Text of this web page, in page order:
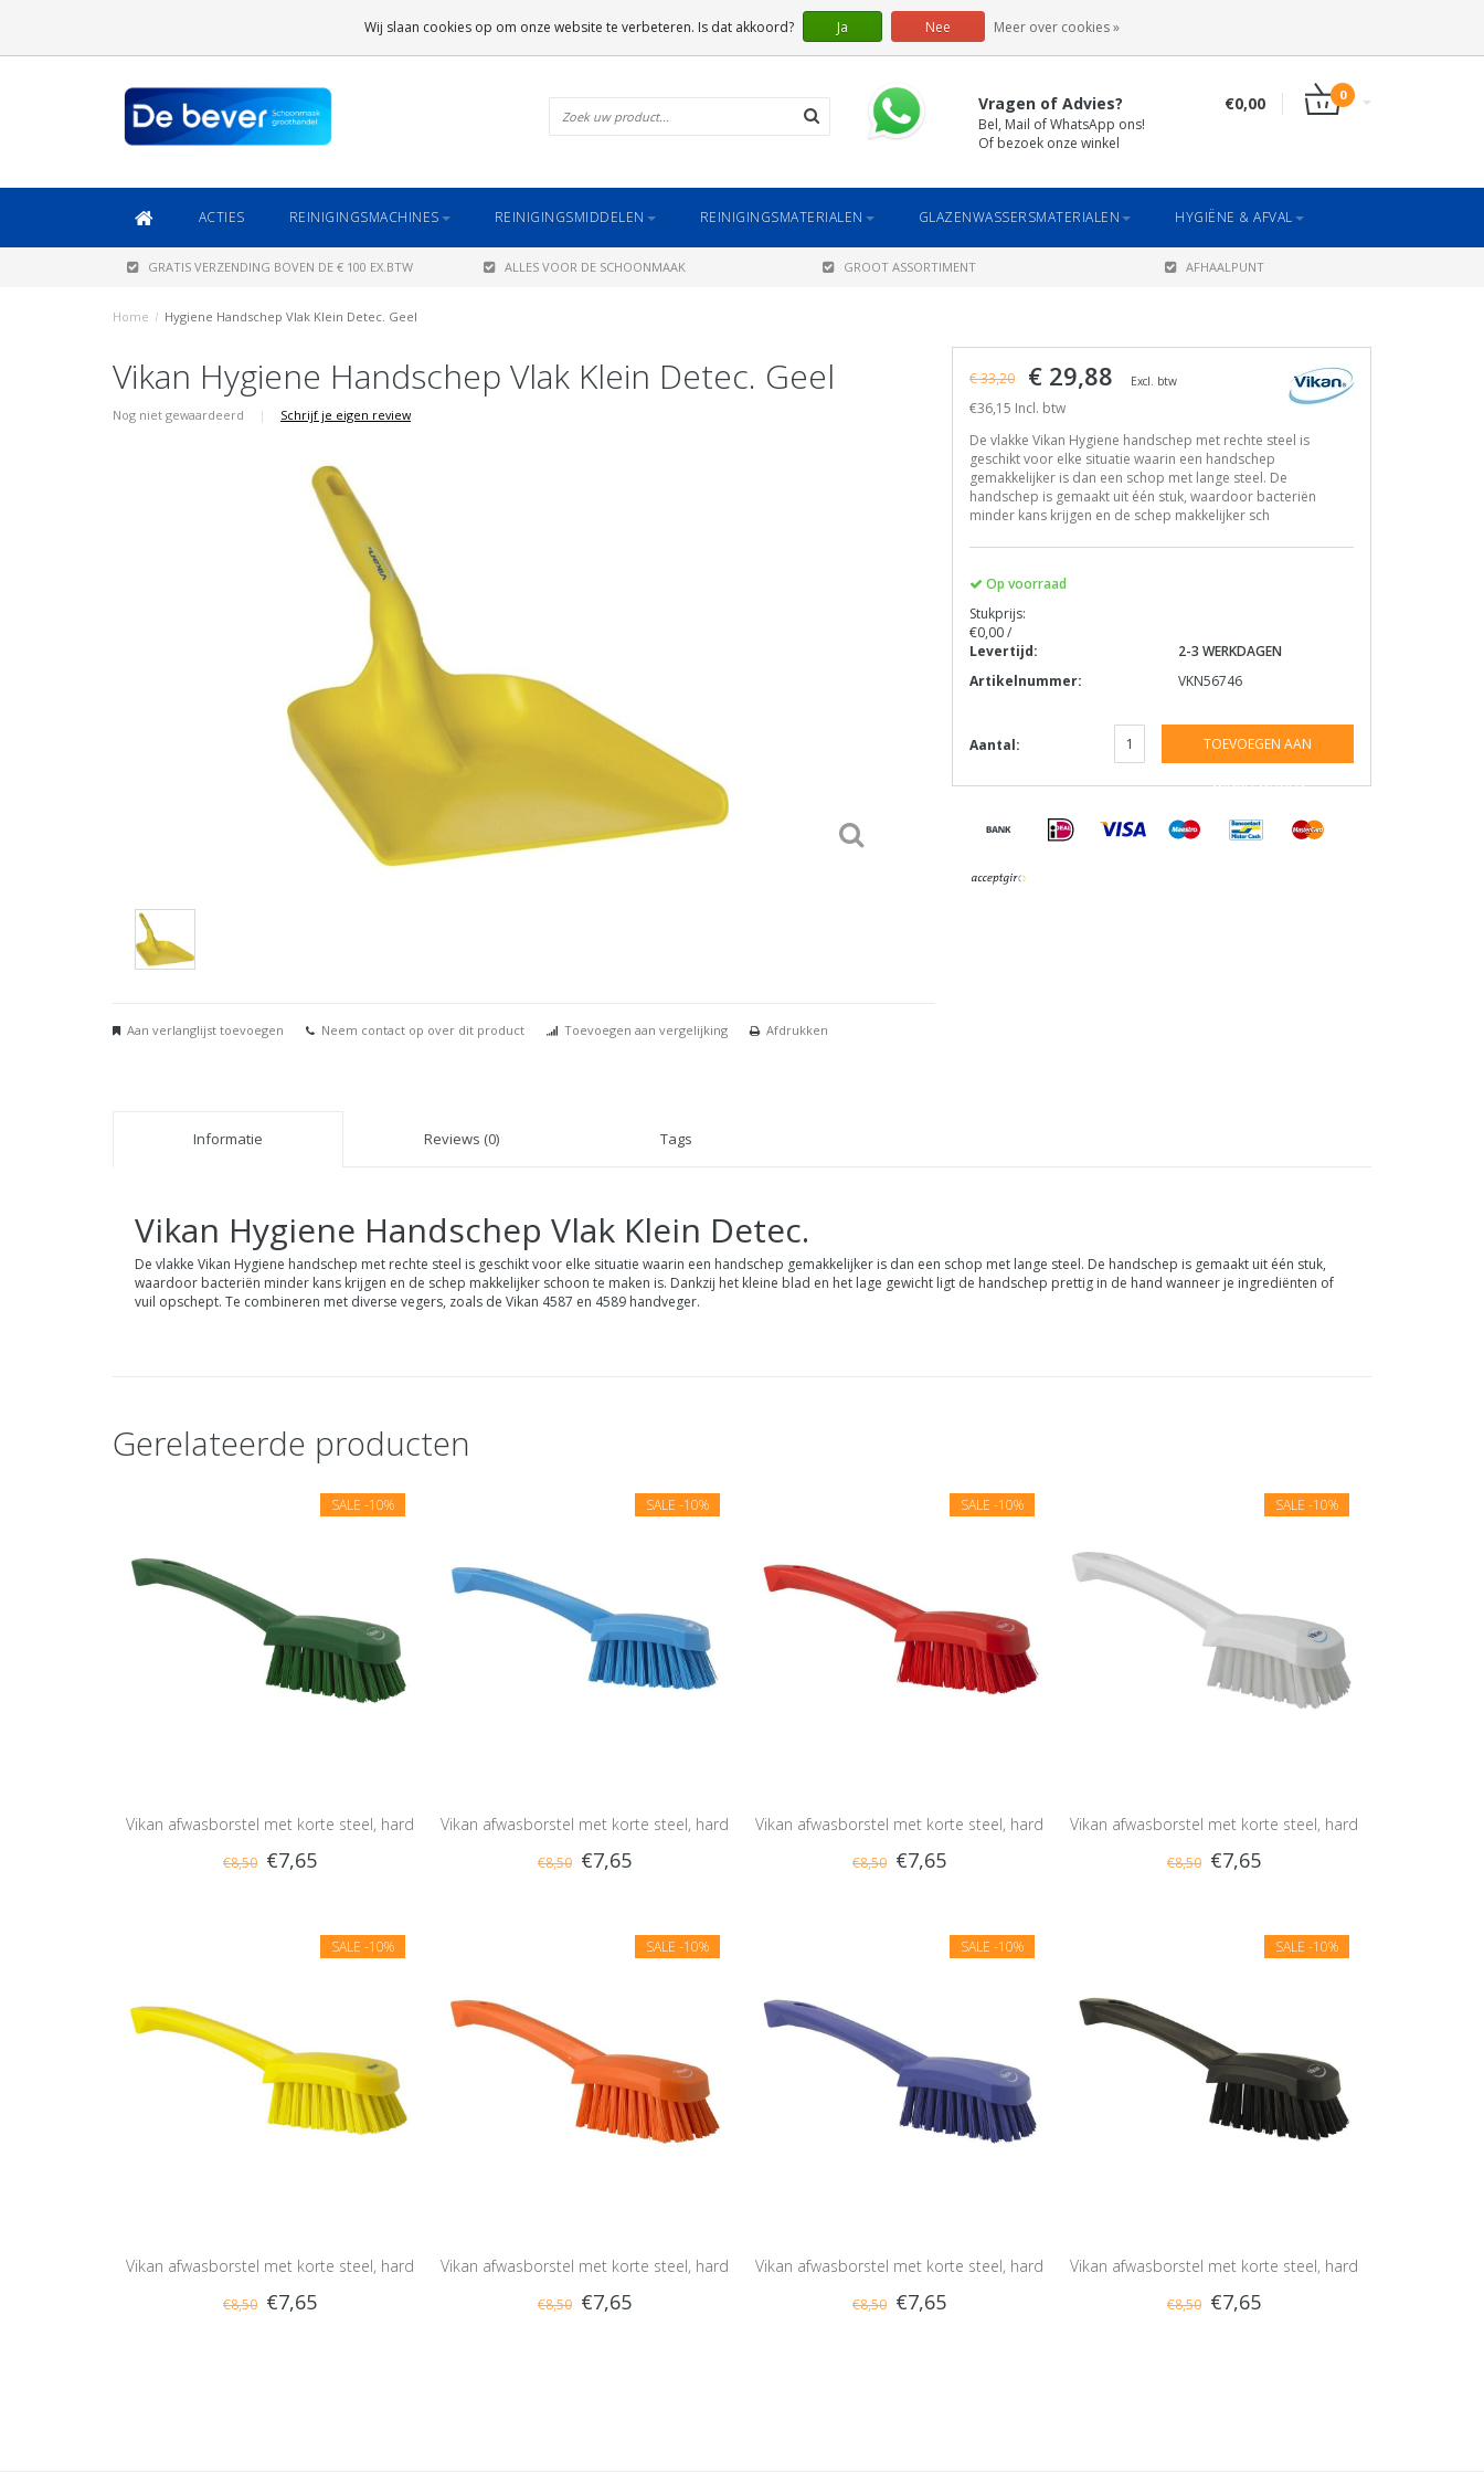
Vragen of Advies?
Bel, Mail of WhatsApp ons!
Of bezoek onze winkel
€0,00 0
ACTIES REINIGINGSMACHINES REINIGINGSMIDDELEN REINIGINGSMATERIALEN GLAZENWASSERSMATERIALEN HYGIËNE & AFVAL
GRATIS VERZENDING BOVEN DE € 100 EX.BTW ALLES VOOR DE SCHOONMAAK GROOT ASSORTIMENT AFHAALPUNT
Home / Hygiene Handschep Vlak Klein Detec. Geel
Vikan Hygiene Handschep Vlak Klein Detec. Geel
Nog niet gewaardeerd | Schrijf je eigen review
Aan verlanglijst toevoegen Neem contact op over dit product Toevoegen aan vergelijking Afdrukken
€ 33,20 € 29,88 Excl. btw
€36,15 Incl. btw
De vlakke Vikan Hygiene handschep met rechte steel is
geschikt voor elke situatie waarin een handschep
gemakkelijker is dan een schop met lange steel. De
handschep is gemaakt uit één stuk, waardoor bacteriën
minder kans krijgen en de schep makkelijker sch
Op voorraad
Stukprijs:
€0,00 /
Levertijd:
2-3 WERKDAGEN
Artikelnummer:
VKN56746
Aantal: TOEVOEGEN AAN
WINKELWAGEN
Informatie Reviews (0) Tags
Vikan Hygiene Handschep Vlak Klein Detec.
De vlakke Vikan Hygiene handschep met rechte steel is geschikt voor elke situatie waarin een handschep gemakkelijker is dan een schop met lange steel. De handschep is gemaakt uit één stuk,
waardoor bacteriën minder kans krijgen en de schep makkelijker schoon te maken is. Dankzij het kleine blad en het lage gewicht ligt de handschep prettig in de hand wanneer je ingrediënten of
vuil opschept. Te combineren met diverse vegers, zoals de Vikan 4587 en 4589 handveger.
Gerelateerde producten
SALE -10%
Vikan afwasborstel met korte steel, hard
€8,50 €7,65
SALE -10%
Vikan afwasborstel met korte steel, hard
€8,50 €7,65
SALE -10%
Vikan afwasborstel met korte steel, hard
€8,50 €7,65
SALE -10%
Vikan afwasborstel met korte steel, hard
€8,50 €7,65
SALE -10%
Vikan afwasborstel met korte steel, hard
€8,50 €7,65
SALE -10%
Vikan afwasborstel met korte steel, hard
€8,50 €7,65
SALE -10%
Vikan afwasborstel met korte steel, hard
€8,50 €7,65
SALE -10%
Vikan afwasborstel met korte steel, hard
€8,50 €7,65
Wij slaan cookies op om onze website te verbeteren. Is dat akkoord? Ja Nee Meer over cookies »